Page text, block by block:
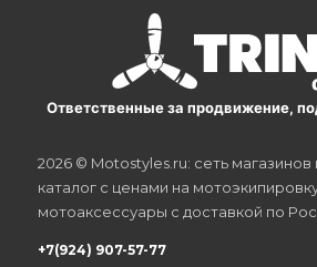
Ответственные за продвижение,
2026 © Motostyles.ru: сеть магазинов
каталог с ценами на
мотоаксессуары с доставкой по
+7(924) 907-57-77